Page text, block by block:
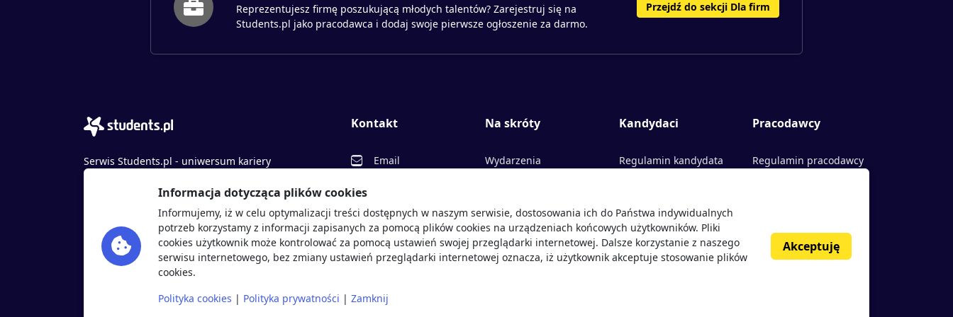
Reprezentujesz firmę poszukującą młodych talentów? Zarejestruj się na
Students.pl jako pracodawca i dodaj swoje pierwsze ogłoszenie za darmo.
Przejdź do sekcji Dla firm
Serwis Students.pl - uniwersum kariery
© 2026 - Wszelkie prawa zastrzeżone
ul. Sybiraków 54, 37-700 Przemyśl
+48 518 637 436
NIP: 9452235137
Kontakt
Email
Twitter
LinkedIn
Na skróty
Wydarzenia
Rekrutujemy sprawdź
Polityka cookies
Polityka prywatności
Kandydaci
Regulamin kandydata
Pracodawcy
Opinie o pracodawcach
Blog
Pracodawcy
Regulamin pracodawcy
Informacja dotycząca plików cookies
Informujemy, iż w celu optymalizacji treści dostępnych w naszym serwisie, dostosowania ich do Państwa indywidualnych
potrzeb korzystamy z informacji zapisanych za pomocą plików cookies na urządzeniach końcowych użytkowników. Pliki
cookies użytkownik może kontrolować za pomocą ustawień swojej przeglądarki internetowej. Dalsze korzystanie z naszego
serwisu internetowego, bez zmiany ustawień przeglądarki internetowej oznacza, iż użytkownik akceptuje stosowanie plików
cookies.
Polityka cookies | Polityka prywatności | Zamknij
Akceptuję